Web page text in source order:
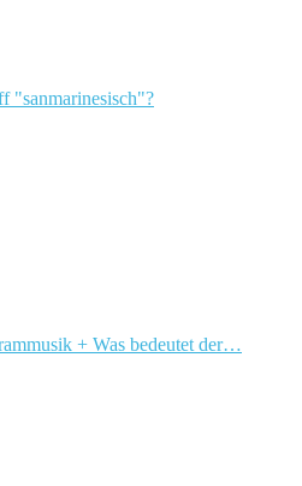
"sanmarinesisch"?
+ Was bedeutet der…